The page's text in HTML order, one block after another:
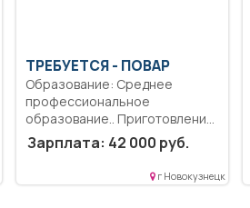
ТРЕБУЕТСЯ - ПОВАР
Образование: Среднее
профессиональное
образование.. Приготовление
холодных и горячих блюд,...
Зарплата: 42 000 руб.
г Новокузнецк